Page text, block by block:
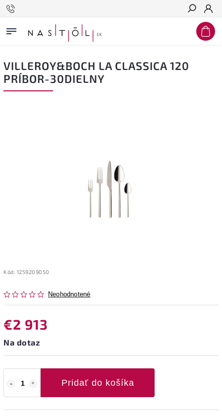
Hľadať
VILLEROY&BOCH LA CLASSICA 120
PRÍBOR-30DIELNY
Kód: 1259209050
Neohodnotené
€2 913
Na dotaz
Pridať do košíka